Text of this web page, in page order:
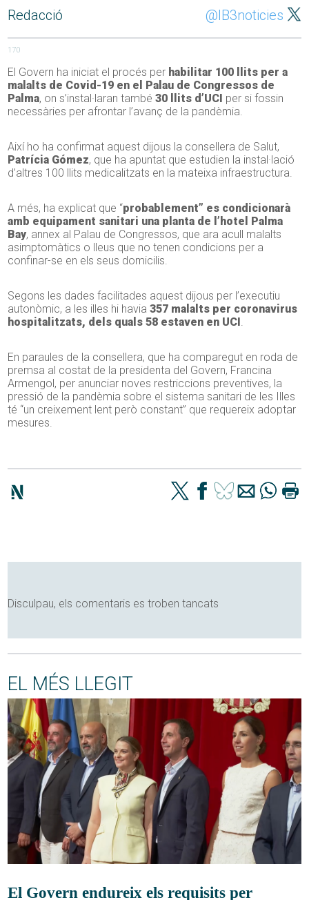
Redacció @IB3noticies
170
El Govern ha iniciat el procés per habilitar 100 llits per a
malalts de Covid-19 en el Palau de Congressos de
Palma, on s’instal·laran també30 llits d’UCI per si fossin
necessàries per afrontar l’avanç de la pandèmia.
Així ho ha confirmat aquest dijous la consellera de Salut,
Patrícia Gómez, que ha apuntat que estudien la instal·lació
d’altres 100 llits medicalitzats en la mateixa infraestructura.
A més, ha explicat que “probablement” es condicionarà
amb equipament sanitari una planta de l’hotel Palma
Bay, annex al Palau de Congressos, que ara acull malalts
asimptomàtics o lleus que no tenen condicions per a
confinar-se en els seus domicilis.
Segons les dades facilitades aquest dijous per l’executiu
autonòmic, a les illes hi havia357 malalts per coronavirus
hospitalitzats, dels quals 58 estaven en UCI .
En paraules de la consellera, que ha comparegut en roda de
premsa al costat de la presidenta del Govern, Francina
Armengol, per anunciar noves restriccions preventives, la
pressió de la pandèmia sobre el sistema sanitari de les Illes
té “un creixement lent però constant” que requereix adoptar
mesures.
Disculpau, els comentaris es troben tancats
EL MÉS LLEGIT
El Govern endureix els requisits per